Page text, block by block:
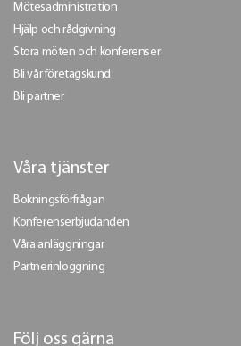
Mötesadministration
Hjälp och rådgivning
Stora möten och konferenser
Bli vår företagskund
Bli partner
Våra tjänster
Bokningsförfrågan
Konferenserbjudanden
Våra anläggningar
Partnerinloggning
Följ oss gärna